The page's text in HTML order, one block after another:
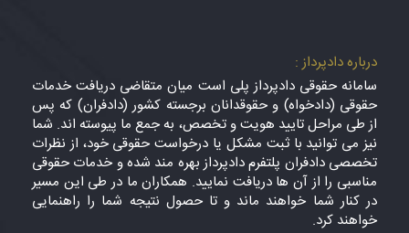
درباره دادپرداز :
سامانه حقوقی دادپرداز پلی است میان متقاضی دریافت خدمات
حقوقی (دادخواه) و حقوقدانان برجسته کشور (دادفران) که پس
از طی مراحل تایید هویت و تخصص، به جمع ما پیوسته اند. شما
نیز می توانید با ثبت مشکل یا درخواست حقوقی خود، از نظرات
تخصصی دادفران پلتفرم دادپرداز بهره مند شده و خدمات حقوقی
مناسبی را از آن ها دریافت نمایید. همکاران ما در طی این مسیر
در کنار شما خواهند ماند و تا حصول نتیجه شما را راهنمایی
خواهند کرد.